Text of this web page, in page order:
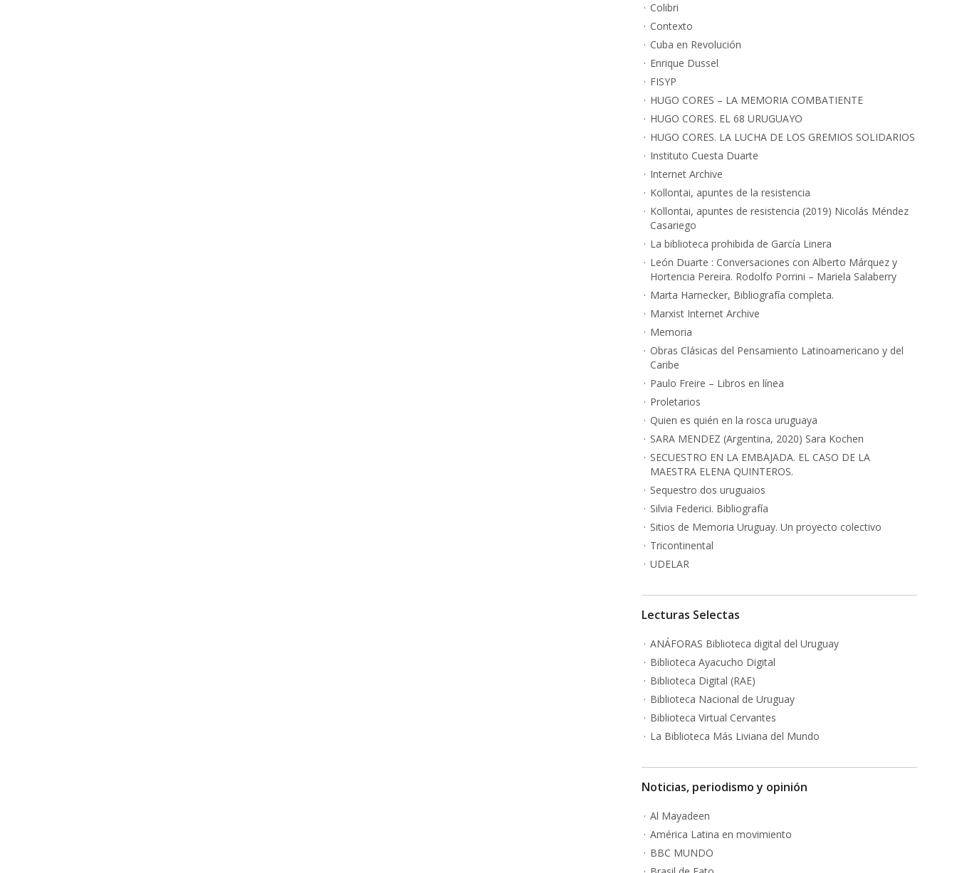
Colibri
Contexto
Cuba en Revolución
Enrique Dussel
FISYP
HUGO CORES – LA MEMORIA COMBATIENTE
HUGO CORES. EL 68 URUGUAYO
HUGO CORES. LA LUCHA DE LOS GREMIOS SOLIDARIOS
Instituto Cuesta Duarte
Internet Archive
Kollontai, apuntes de la resistencia
Kollontai, apuntes de resistencia (2019) Nicolás Méndez
Casariego
La biblioteca prohibida de García Linera
León Duarte : Conversaciones con Alberto Márquez y
Hortencia Pereira. Rodolfo Porrini – Mariela Salaberry
Marta Harnecker, Bibliografía completa.
Marxist Internet Archive
Memoria
Obras Clásicas del Pensamiento Latinoamericano y del
Caribe
Paulo Freire – Libros en línea
Proletarios
Quien es quién en la rosca uruguaya
SARA MENDEZ (Argentina, 2020) Sara Kochen
SECUESTRO EN LA EMBAJADA. EL CASO DE LA
MAESTRA ELENA QUINTEROS.
Sequestro dos uruguaios
Silvia Federici. Bibliografía
Sitios de Memoria Uruguay. Un proyecto colectivo
Tricontinental
UDELAR
Lecturas Selectas
ANÁFORAS Biblioteca digital del Uruguay
Biblioteca Ayacucho Digital
Biblioteca Digital (RAE)
Biblioteca Nacional de Uruguay
Biblioteca Virtual Cervantes
La Biblioteca Más Liviana del Mundo
Noticias, periodismo y opinión
Al Mayadeen
América Latina en movimiento
BBC MUNDO